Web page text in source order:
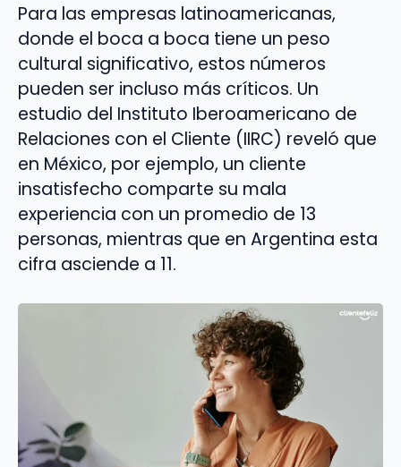
Para las empresas latinoamericanas,
donde el boca a boca tiene un peso
cultural significativo, estos números
pueden ser incluso más críticos. Un
estudio del Instituto Iberoamericano de
Relaciones con el Cliente (IIRC) reveló que
en México, por ejemplo, un cliente
insatisfecho comparte su mala
experiencia con un promedio de 13
personas, mientras que en Argentina esta
cifra asciende a 11.